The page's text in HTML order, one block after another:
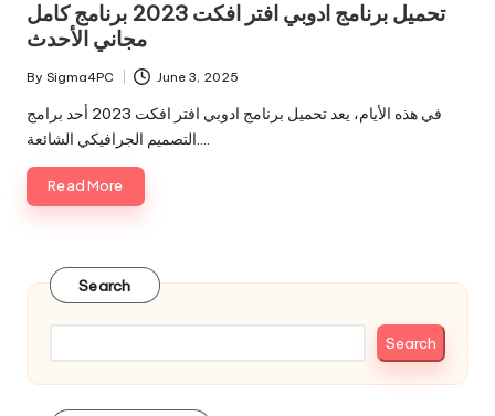
تحميل برنامج ادوبي افتر افكت 2023 برنامج كامل
مجاني الأحدث
Posted
By Sigma4PC June 3, 2025
في هذه الأيام، يعد تحميل برنامج ادوبي افتر افكت 2023 أحد برامج
التصميم الجرافيكي الشائعة.…
Read More
Search
Search